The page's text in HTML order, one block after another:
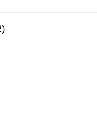
禮服 優雅復古赫本風顯